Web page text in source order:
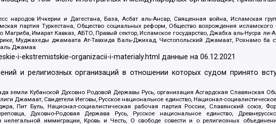
народов Ичкерии и Дагестана, База, Асбат аль-Ансар, Священная война, Исламская
партия Туркестана, Общество социальных реформ, Общество возрождения
Магриба, Имарат Кавказ, АБТО, Правый сектор, Исламское государство, Джабха аль-Нусра
Муджахеды джамаата Ат-Тавхида Валь-Джихад, Чистопольский Джамаат, Рохнамо ба
Джамаа
i-ekstremistskie-organizacii-i-materialy.html данные на06.12.2021
и религиозных организаций в отношении которых судом принято
земли Кубанской Духовно Родовой Державы Русь, организация Асгардская
Джамаат, Свидетели Иеговы, Русское национальное единство, Национал-
Пит Буль, Национал-социалистическая рабочая партия России, Славянский союз,
Духовно-Родовая Держава Русь, Русское национальное единство,
иммиграции, Кровь и Честь, О свободе совести и о религиозных